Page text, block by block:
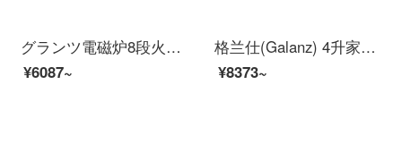
グランツ電磁炉8段火力精密測定2200 W大火力微結晶パネル家庭用電子レンジ（湯鍋付き）XCL 004
¥6087~
格兰仕(Galanz) 4升家用电饭煲 智能预约不粘内胆精准控温B1300T-40IH16T【企业专享】
¥8373~